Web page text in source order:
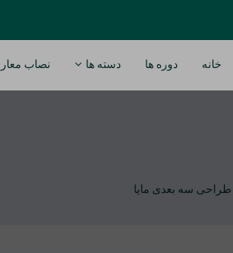
خانه دوره ها دسته ها نصاب